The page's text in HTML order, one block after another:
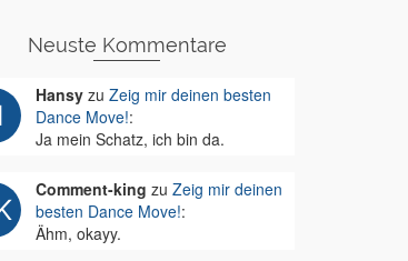
Neuste Kommentare
Hansyzu Zeig mir deinen besten
Dance Move!:
Ja mein Schatz, ich bin da.
Comment-king zu Zeig mir deinen
besten Dance Move!:
Ähm, okayy.